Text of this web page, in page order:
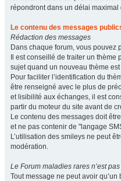
répondront dans un délai maximal
Le contenu des messages
Rédaction des messages
Dans chaque forum, vous pouvez
Il est conseillé de traiter un
sujet quand un nouveau thème
Pour faciliter l’identification du
être renseigné avec le plus de
et lisibilité aux échanges, il est
partir du moteur du site avant de
Le contenu des messages doit
et ne pas contenir de "langage
L’utilisation des smileys ne peut
modération.
Le Forum maladies rares n’est
Tout message ne peut avoir